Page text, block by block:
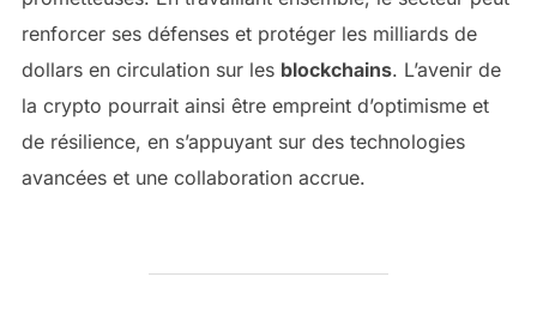
renforcer ses défenses et protéger les milliards de
dollars en circulation sur les blockchains. L’avenir de
la crypto pourrait ainsi être empreint d’optimisme et
de résilience, en s’appuyant sur des technologies
avancées et une collaboration accrue.